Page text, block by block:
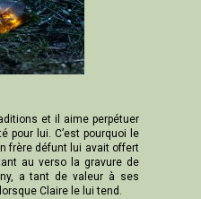
et il aime perpétuer
pour lui. C’est pourquoi le
frère défunt lui avait offert
au verso la gravure de
a tant de valeur à ses
Claire le lui tend.